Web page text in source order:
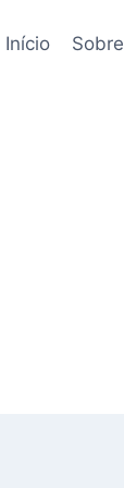
Início Sobre